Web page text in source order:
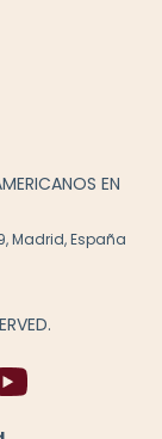
EN
Madrid, España